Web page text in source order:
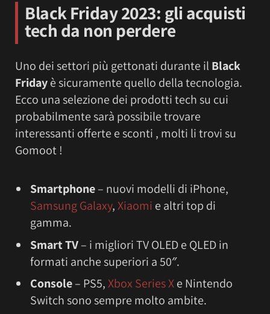
Black Friday 2023: gli acquisti
tech da non perdere
Uno dei settori più gettonati durante il Black
Fridayè sicuramente quello della tecnologia.
Ecco una selezione dei prodotti tech su cui
probabilmente sarà possibile trovare
interessanti offerte e sconti , molti li trovi su
Gomoot !
Smartphone– nuovi modelli di iPhone,
Samsung Galaxy,Xiaomi e altri top di
gamma.
Smart TV– i migliori TV OLED e QLED in
formati anche superiori a 50″.
Console– PS5,Xbox Series Xe Nintendo
Switch sono sempre molto ambite.